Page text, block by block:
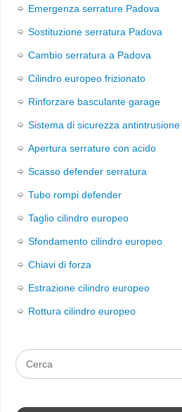
Emergenza serrature Padova
Sostituzione serratura Padova
Cambio serratura a Padova
Cilindro europeo frizionato
Rinforzare basculante garage
Sistema di sicurezza antintrusione
Apertura serrature con acido
Scasso defender serratura
Tubo rompi defender
Taglio cilindro europeo
Sfondamento cilindro europeo
Chiavi di forza
Estrazione cilindro europeo
Rottura cilindro europeo